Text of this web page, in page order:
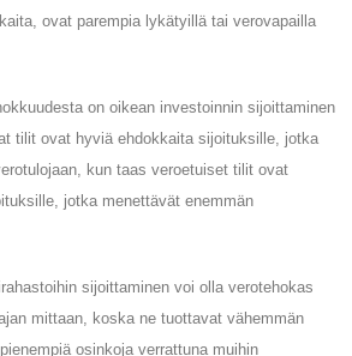
ovat parempia lykätyillä tai verovapailla
on oikean investoinnin sijoittaminen
tilit ovat hyviä ehdokkaita sijoituksille, jotka
kun taas veroetuiset tilit ovat
jotka menettävät enemmän
sijoittaminen voi olla verotehokas
mittaan, koska ne tuottavat vähemmän
osinkoja verrattuna muihin